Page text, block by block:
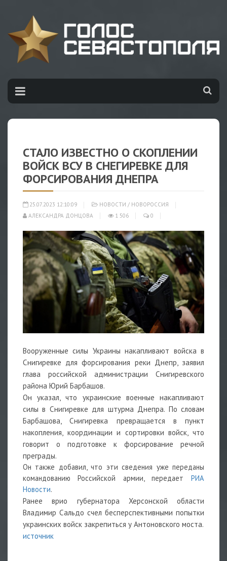
СТАЛО ИЗВЕСТНО О СКОПЛЕНИИ
ВОЙСК ВСУ В СНЕГИРЕВКЕ ДЛЯ
ФОРСИРОВАНИЯ ДНЕПРА
25.07.2023 12:10:09 НОВОСТИ / НОВОРОССИЯ
АЛЕКСАНДРА ДОНЦОВА
1 506 0
Вооруженные силы Украины накапливают войска в
Снигиревке для форсирования реки Днепр, заявил
глава российской администрации Снигиревского
района Юрий Барбашов.
Он указал, что украинские военные накапливают
силы в Снигиревке для штурма Днепра. По словам
Барбашова, Снигиревка превращается в пункт
накопления, координации и сортировки войск, что
говорит о подготовке к форсирование речной
преграды.
Он также добавил, что эти сведения уже переданы
командованию Российской армии, передает
РИА
Новости.
Ранее врио губернатора Херсонской области
Владимир Сальдо счел бесперспективными попытки
украинских войск закрепиться у Антоновского моста.
источник